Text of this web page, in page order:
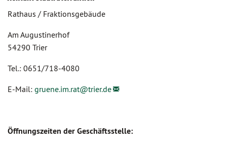
Rathaus / Fraktionsgebäude
Am Augustinerhof
54290 Trier
Tel.: 0651/718-4080
E-Mail: gruene.im.rat@trier.de
Öffnungszeiten der Geschäftsstelle: